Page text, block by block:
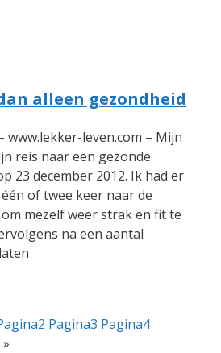
alleen gezondheid
www.lekker-leven.com – Mijn
reis naar een gezonde
23 december 2012. Ik had er
of twee keer naar de
mezelf weer strak en fit te
na een aantal
2 Pagina3 Pagina4